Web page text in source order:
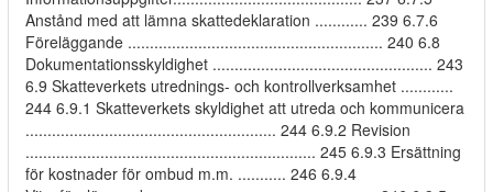
Anstånd med att lämna skattedeklaration ............ 239 6.7.6
Föreläggande .......................................................... 240 6.8
Dokumentationsskyldighet .................................................. 243
6.9 Skatteverkets utrednings- och kontrollverksamhet ............
244 6.9.1 Skatteverkets skyldighet att utreda och kommunicera
......................................................... 244 6.9.2 Revision
.................................................................. 245 6.9.3 Ersättning
för kostnader för ombud m.m. ........... 246 6.9.4